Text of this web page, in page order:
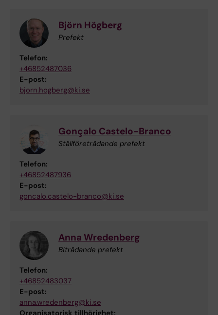
Björn Högberg
Prefekt
Telefon:
+46852487036
E-post:
bjorn.hogberg@ki.se
Gonçalo Castelo-Branco
Ställföreträdande prefekt
Telefon:
+46852487936
E-post:
goncalo.castelo-branco@ki.se
Anna Wredenberg
Biträdande prefekt
Telefon:
+46852483037
E-post:
anna.wredenberg@ki.se